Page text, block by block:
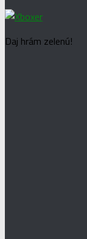
Daj hrám zelenú!